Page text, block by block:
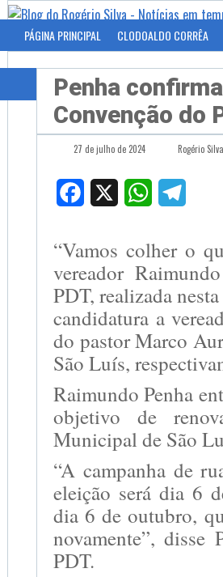
PÁGINA PRINCIPAL CLODOALDO CORRÊA
Penha
Convenção do
27 de julho de 2024 Rogério Silva
Facebook WhatsApp
“Vamos colher o
vereador
PDT, realizada
candidatura a
do pastor Marco
São Luís,
Raimundo Penha
objetivo de
Municipal de São
“A campanha de
eleição será dia 6
dia 6 de outubro,
novamente”,
PDT.